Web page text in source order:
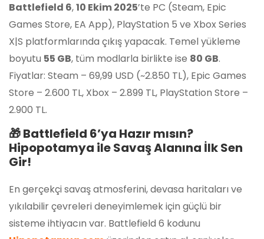
Battlefield 6,10 Ekim 2025’te PC (Steam, Epic
Games Store, EA App), PlayStation 5 ve Xbox Series
X|S platformlarında çıkış yapacak. Temel yükleme
boyutu 55 GB, tüm modlarla birlikte ise 80 GB.
Fiyatlar: Steam – 69,99 USD (~2.850 TL), Epic Games
Store – 2.600 TL, Xbox – 2.899 TL, PlayStation Store –
2.900 TL.
🎁 Battlefield 6’ya Hazır mısın?
Hipopotamya ile Savaş Alanına İlk Sen
Gir!
En gerçekçi savaş atmosferini, devasa haritaları ve
yıkılabilir çevreleri deneyimlemek için güçlü bir
sisteme ihtiyacın var. Battlefield 6 kodunu